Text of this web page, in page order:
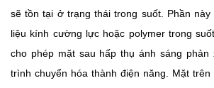
sẽ tồn tại ở trạng thái trong suốt. Phần
liệu kính cường lực hoặc polymer trong
cho phép mặt sau hấp thụ ánh sáng phản
trình chuyển hóa thành điện năng. Mặt